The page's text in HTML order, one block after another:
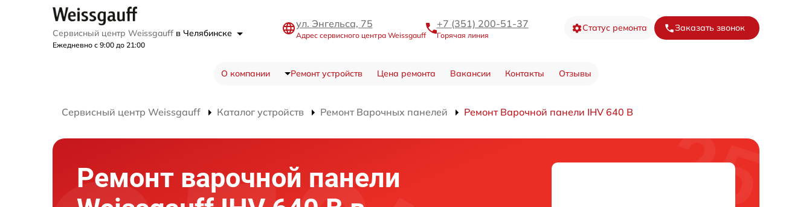
Сервисный центр Weissgauff в Челябинске
Ежедневно с 9:00 до 21:00
ул. Энгельса, 75
Адрес сервисного центра Weissgauff
+7 (351) 200-51-37
Горячая линия
Статус ремонта Заказать звонок
О компании Ремонт устройств Цена ремонта Вакансии Контакты Отзывы
Сервисный центр Weissgauff Каталог устройств Ремонт Варочных панелей Ремонт Варочной панели IHV 640 B
Ремонт варочной панели